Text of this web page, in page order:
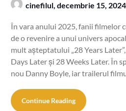
cinefilul,decembrie 15, 2024
În vara anului 2025, fanii filmelor
de o revenire a unui univers
mult așteptatului „28 Years
Days Later și 28 Weeks Later. În
nou Danny Boyle, iar trailerul
Continue Reading